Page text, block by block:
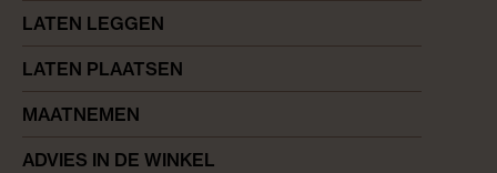
LATEN LEGGEN
LATEN PLAATSEN
MAATNEMEN
ADVIES IN DE WINKEL